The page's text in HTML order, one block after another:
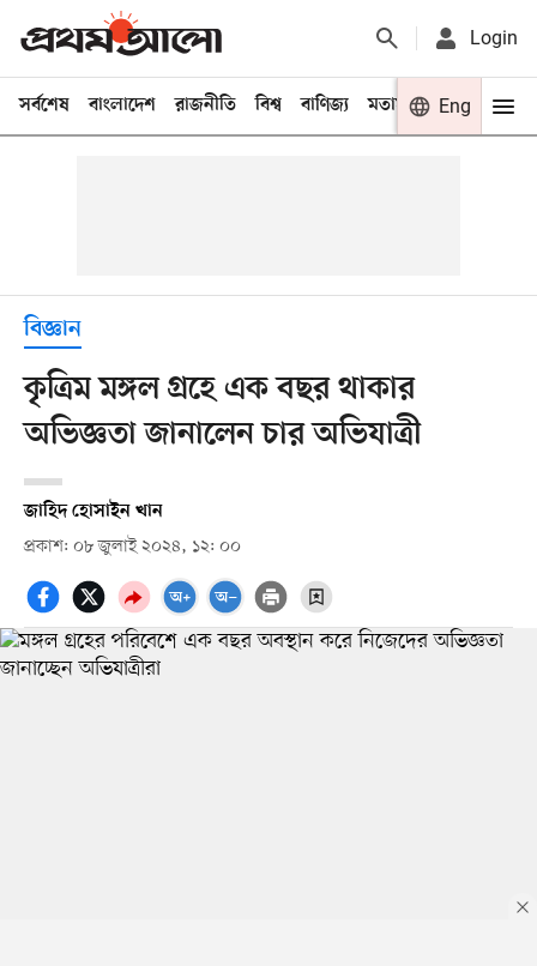
Login
সর্বশেষ বাংলাদেশ রাজনীতি বিশ্ব বাণিজ্য মতামত খেলা
Eng
বিজ্ঞান
কৃত্রিম মঙ্গল গ্রহে এক বছর থাকার
অভিজ্ঞতা জানালেন চার অভিযাত্রী
জাহিদ হোসাইন খান
প্রকাশ: ০৮ জুলাই ২০২৪, ১২: ০০